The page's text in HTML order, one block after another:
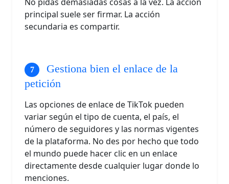
principal suele ser firmar. La acción
secundaria es compartir.
Gestiona bien el enlace de la
petición
Las opciones de enlace de TikTok pueden
variar según el tipo de cuenta, el país, el
número de seguidores y las normas vigentes
de la plataforma. No des por hecho que todo
el mundo puede hacer clic en un enlace
directamente desde cualquier lugar donde lo
menciones.